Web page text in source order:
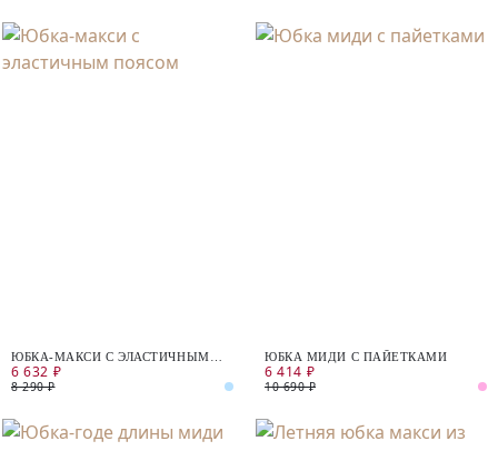
ЮБКА-МАКСИ С ЭЛАСТИЧНЫМ
ПОЯСОМ
6 632 ₽
8 290 ₽
ЮБКА МИДИ С ПАЙЕТКАМИ
6 414 ₽
10 690 ₽